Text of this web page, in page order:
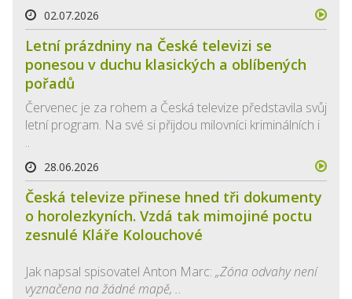
02.07.2026
Letní prázdniny na České televizi se
ponesou v duchu klasických a oblíbených
pořadů
Červenec je za rohem a Česká televize představila svůj
letní program. Na své si přijdou milovníci kriminálních i
..
28.06.2026
Česká televize přinese hned tři dokumenty
o horolezkyních. Vzdá tak mimojiné poctu
zesnulé Kláře Kolouchové
Jak napsal spisovatel Anton Marc: „Zóna odvahy není
vyznačena na žádné mapě, ..